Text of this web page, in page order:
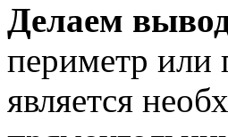
Делаем
периметр или
является